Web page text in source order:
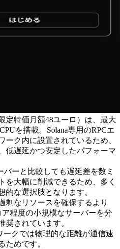
定特価月額48ユーロ）は、最大
を搭載。Solana専用のRPCエ
ーク内に設置されているため、
低遅延かつ安定したパフォーマ
バーと比較しても遅延差を数ミ
を大幅に削減できるため、多く
的な選択肢となります。
剰なリソースを確保するより
程度の小規模なサーバーを分
奨されています。
ークでは物理的な距離が通信速
ためです。